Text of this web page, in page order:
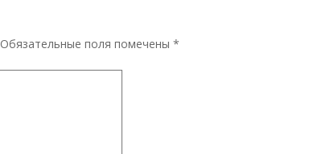
Обязательные поля помечены *